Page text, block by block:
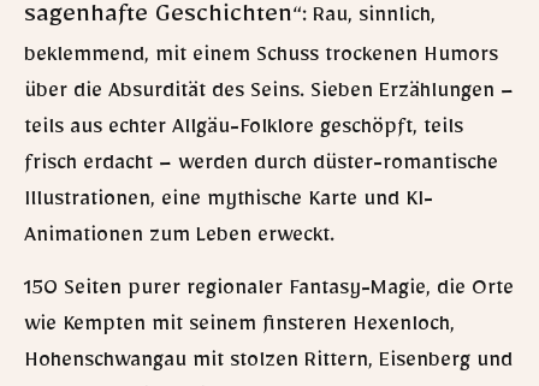
sagenhafte Geschichten“: Rau, sinnlich,
beklemmend, mit einem Schuss trockenen Humors
über die Absurdität des Seins. Sieben Erzählungen –
teils aus echter Allgäu-Folklore geschöpft, teils
frisch erdacht – werden durch düster-romantische
Illustrationen, eine mythische Karte und KI-
Animationen zum Leben erweckt.
150 Seiten purer regionaler Fantasy-Magie, die Orte
wie Kempten mit seinem finsteren Hexenloch,
Hohenschwangau mit stolzen Rittern, Eisenberg und